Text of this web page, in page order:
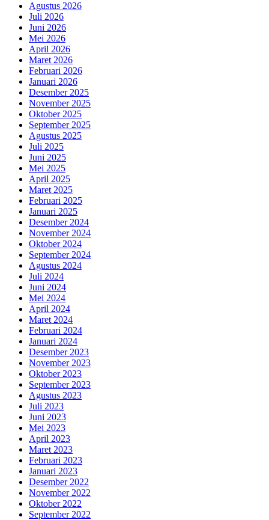
Agustus 2026
Juli 2026
Juni 2026
Mei 2026
April 2026
Maret 2026
Februari 2026
Januari 2026
Desember 2025
November 2025
Oktober 2025
September 2025
Agustus 2025
Juli 2025
Juni 2025
Mei 2025
April 2025
Maret 2025
Februari 2025
Januari 2025
Desember 2024
November 2024
Oktober 2024
September 2024
Agustus 2024
Juli 2024
Juni 2024
Mei 2024
April 2024
Maret 2024
Februari 2024
Januari 2024
Desember 2023
November 2023
Oktober 2023
September 2023
Agustus 2023
Juli 2023
Juni 2023
Mei 2023
April 2023
Maret 2023
Februari 2023
Januari 2023
Desember 2022
November 2022
Oktober 2022
September 2022